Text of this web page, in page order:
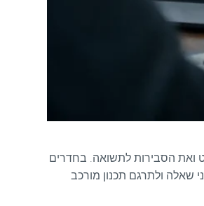
ואת הסבירות לתשואה. בחדרים
שאלה ולתרגם תכנון מורכב